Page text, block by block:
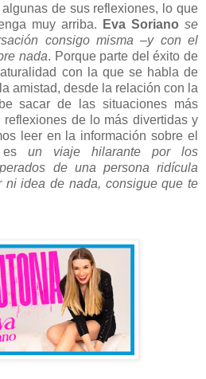
de sus reflexiones, lo que
muy arriba.
Eva Soriano se
consigo misma –y con el
nada. Porque parte del éxito de
con la que se habla de
amistad, desde la relación con la
sacar de las situaciones más
de lo más divertidas y
leer en la información sobre el
un viaje hilarante por los
de una persona ridícula
ni idea de nada, consigue que te